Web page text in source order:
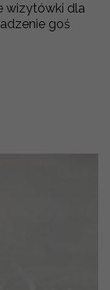
wizytówki dla
goś